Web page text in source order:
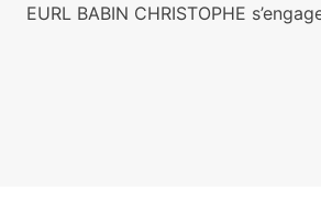
EURL BABIN CHRISTOPHE